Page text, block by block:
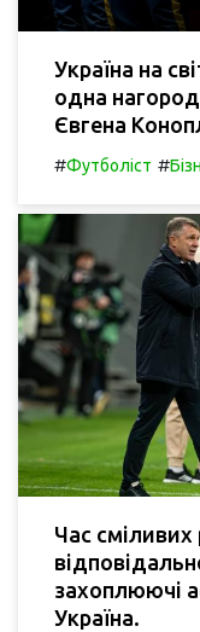
Україна на
одна
Євгена
#Футболіст #
Час сміливих
захоплюючі
Україна.